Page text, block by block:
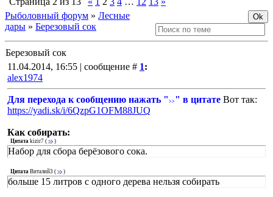
Рыболовный форум » Лесные
дары » Березовый сок
Березовый сок
11.04.2014, 16:55 | сообщение # 1:
alex1974
Для перехода к сообщению нажать " >> " в цитате Вот так:
https://yadi.sk/i/6QzpG1OFM88JUQ
Как собирать:
Цитата kizir7 ( )
Набор для сбора берёзового сока.
Цитата Виталий3 ( )
больше 15 литров с одного дерева нельзя собирать